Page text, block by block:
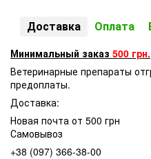
Доставка Оплата
Минимальный заказ 500 грн.
Ветеринарные препараты
предоплаты.
Доставка:
Новая почта от 500 грн
Самовывоз
+38 (097) 366-38-00